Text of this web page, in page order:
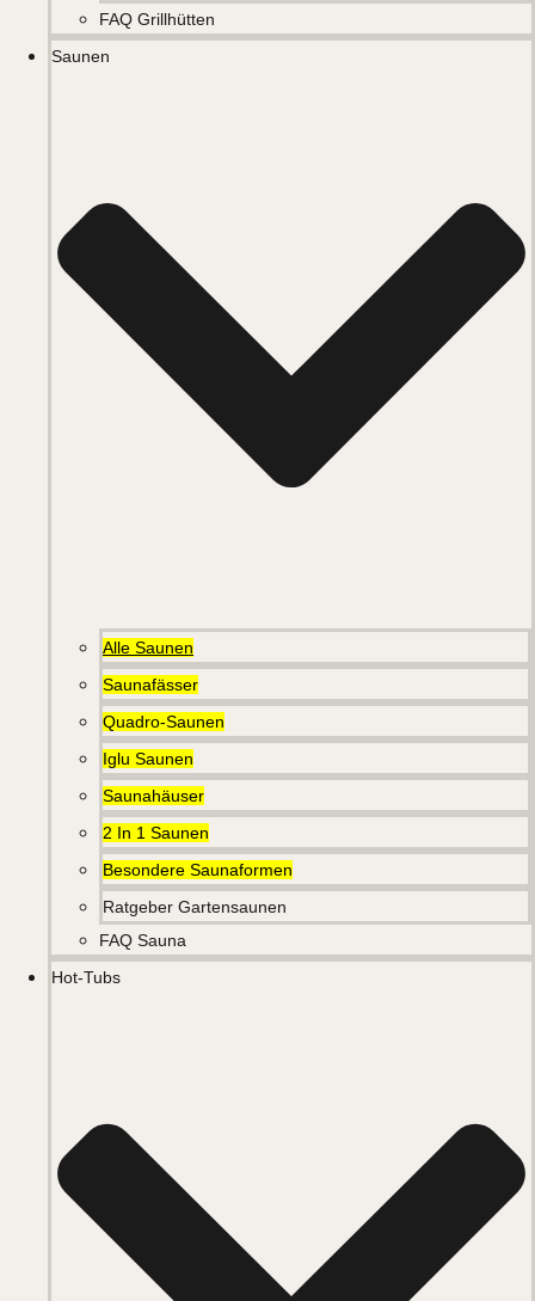
FAQ Grillhütten
Saunen
Alle Saunen
Saunafässer
Quadro-Saunen
Iglu Saunen
Saunahäuser
2 In 1 Saunen
Besondere Saunaformen
Ratgeber Gartensaunen
FAQ Sauna
Hot-Tubs